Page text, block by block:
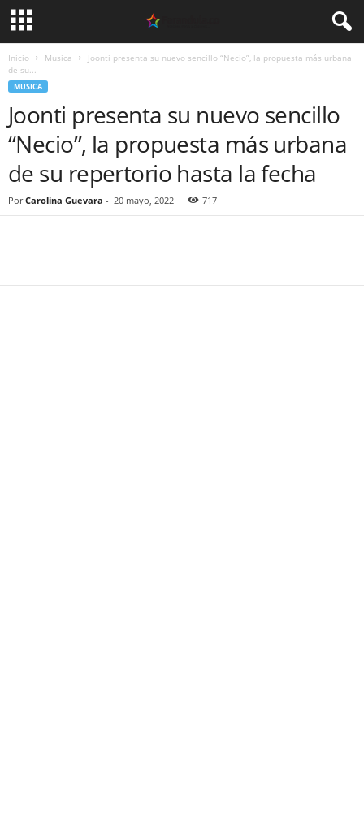
Inicio Musica
Joonti presenta su nuevo sencillo “Necio”, la propuesta más urbana
de su...
MUSICA
Joonti presenta su nuevo sencillo
“Necio”, la propuesta más urbana
de su repertorio hasta la fecha
Por Carolina Guevara - 20 mayo, 2022 717